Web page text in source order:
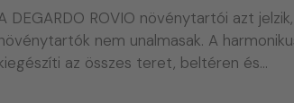
DEGARDO ROVIO növénytartói azt
nem unalmasak. A
az összes teret, beltéren és…